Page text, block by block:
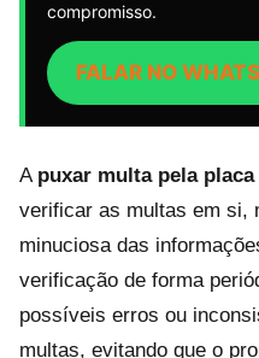
compromisso.
FALAR NO
A puxar multa pela placa
verificar as multas em si,
minuciosa das
verificação de forma
possíveis erros ou
multas, evitando que o